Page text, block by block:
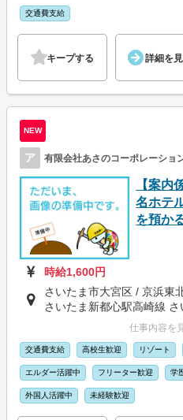
交通費支給
キープする 詳細を
NEW
ア 有限会社あさのコーポレーショ
【案内
名ホテ
を預か
時給1,600円
さいたま市大宮区 / 京浜東
さいたま新都心駅高崎線
仕事内容を
交通費支給 高校生歓迎 リゾート
エルダー活躍中 フリーター歓迎 学
外国人活躍中 未経験歓迎